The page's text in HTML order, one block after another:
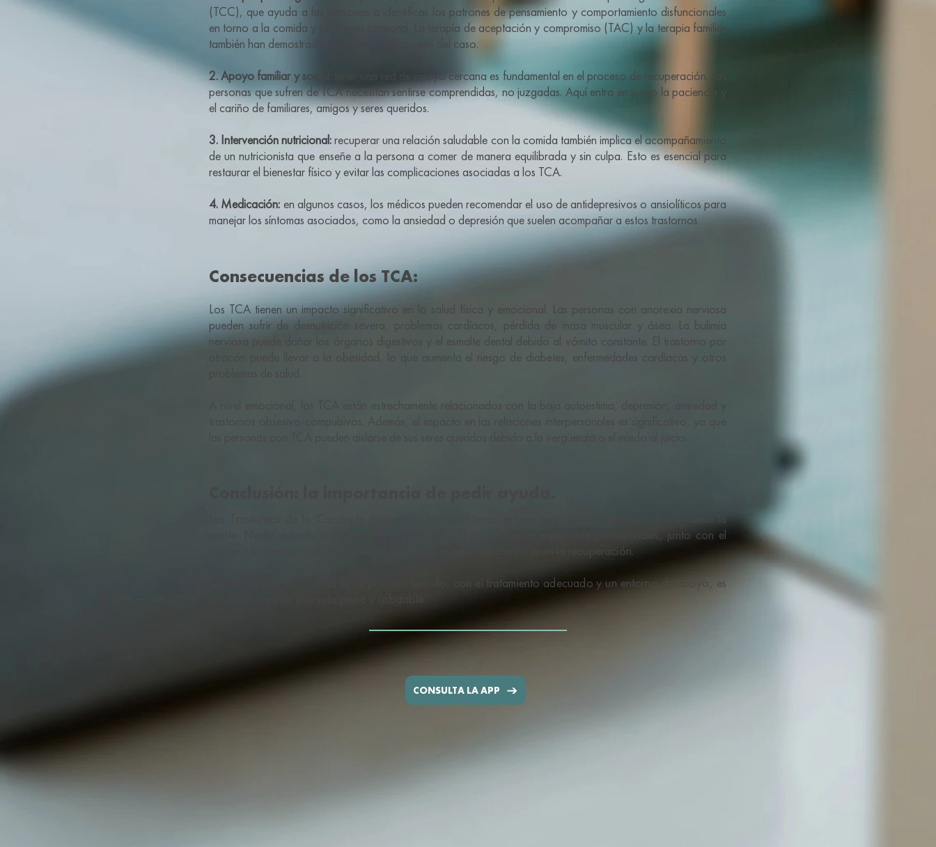
(TCC), que ayuda a las personas a identificar los patrones de pensamiento y comportamiento disfuncionales
en torno a la comida y la imagen corporal. La terapia de aceptación y compromiso (TAC) y la terapia familiar
también han demostrado ser útiles, dependiendo del caso.
2. Apoyo familiar y social:
tener una red de apoyo cercana es fundamental en el proceso de recuperación. Las
personas que sufren de TCA necesitan sentirse comprendidas, no juzgadas. Aquí entra en juego la paciencia y
el cariño de familiares, amigos y seres queridos.
3. Intervención nutricional:recuperar una relación saludable con la comida también implica el acompañamiento
de un nutricionista que enseñe a la persona a comer de manera equilibrada y sin culpa. Esto es esencial para
restaurar el bienestar físico y evitar las complicaciones asociadas a los TCA.
4. Medicación: en algunos casos, los médicos pueden recomendar el uso de antidepresivos o ansiolíticos para
manejar los síntomas asociados, como la ansiedad o depresión que suelen acompañar a estos trastornos.
Consecuencias de los TCA:
Los TCA tienen un impacto significativo en la salud física y emocional. Las personas con anorexia nerviosa
pueden sufrir de desnutrición severa, problemas cardíacos, pérdida de masa muscular y ósea. La bulimia
nerviosa puede dañar los órganos digestivos y el esmalte dental debido al vómito constante. El trastorno por
atracón puede llevar a la obesidad, lo que aumenta el riesgo de diabetes, enfermedades cardíacas y otros
A nivel emocional, los TCA están estrechamente relacionados con la baja autoestima, depresión, ansiedad y
Los Trastornos de la Conducta Alimentaria son problemas graves que afectan tanto el cuerpo como la
mente. Nadie debería enfrentarse a un TCA solo. El apoyo de un equipo de profesionales, junto con el
cariño y la paciencia de los seres queridos, puede hacer la diferencia en la recuperación.
Si bien superar un TCA no es un proceso sencillo, con el tratamiento adecuado y un entorno de apoyo, es
CONSULTA LA APP